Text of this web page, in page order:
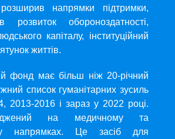
розширив напрямки підтримки,
розвиток обороноздатності,
капіталу, інституційний
життів.
фонд має більш ніж 20-річний
список гуманітарних зусиль
2013-2016 і зараз у 2022 році.
на медичному та
напрямках. Це засіб для